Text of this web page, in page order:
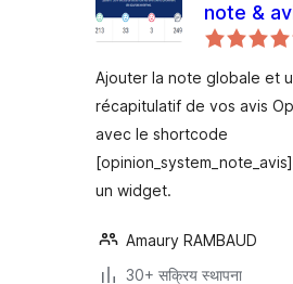
note &
Ajouter la note globale et
récapitulatif de vos avis
avec le shortcode
un widget.
Amaury RAMBAUD
30+ सक्रिय स्थापना